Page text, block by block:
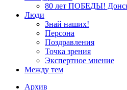
80 лет ПОБЕДЫ!
Люди
Знай наших!
Персона
Поздравления
Точка зрения
Экспертное мнение
Между тем
Архив